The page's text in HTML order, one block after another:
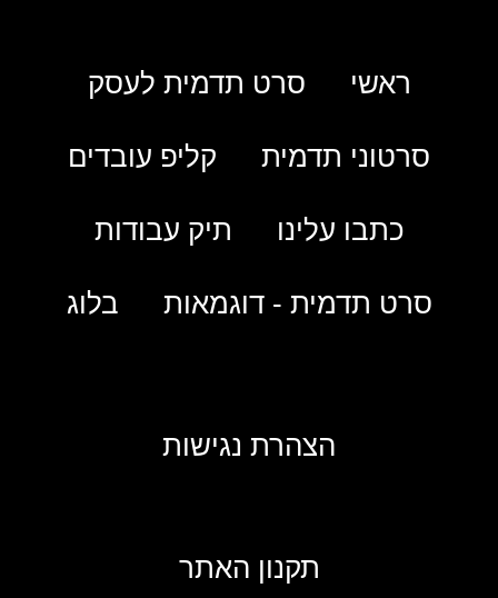
ראשי סרט תדמית לעסק
סרטוני תדמית קליפ עובדים
כתבו עלינו תיק עבודות
סרט תדמית - דוגמאות בלוג
הצהרת נגישות
תקנון האתר